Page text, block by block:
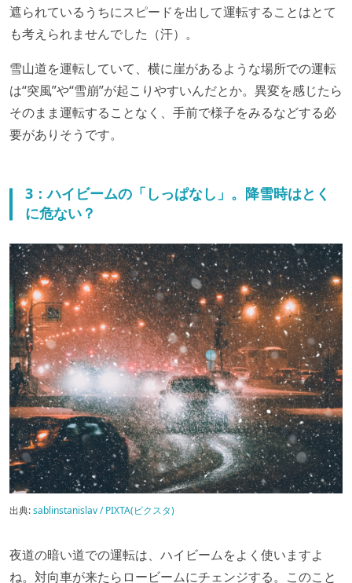
遮られているうちにスピードを出して運転することはとて
も考えられませんでした（汗）。
雪山道を運転していて、横に崖があるような場所での運転
は“突風”や“雪崩”が起こりやすいんだとか。異変を感じたら
そのまま運転することなく、手前で様子をみるなどする必
要がありそうです。
3：ハイビームの「しっぱなし」。降雪時はとく
に危ない？
出典:sablinstanislav / PIXTA(ピクスタ)
夜道の暗い道での運転は、ハイビームをよく使いますよ
ね。対向車が来たらロービームにチェンジする。このこと